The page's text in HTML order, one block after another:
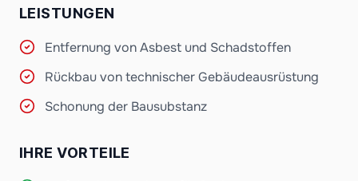
LEISTUNGEN
Entfernung von Asbest und Schadstoffen
Rückbau von technischer Gebäudeausrüstung
Schonung der Bausubstanz
IHRE VORTEILE